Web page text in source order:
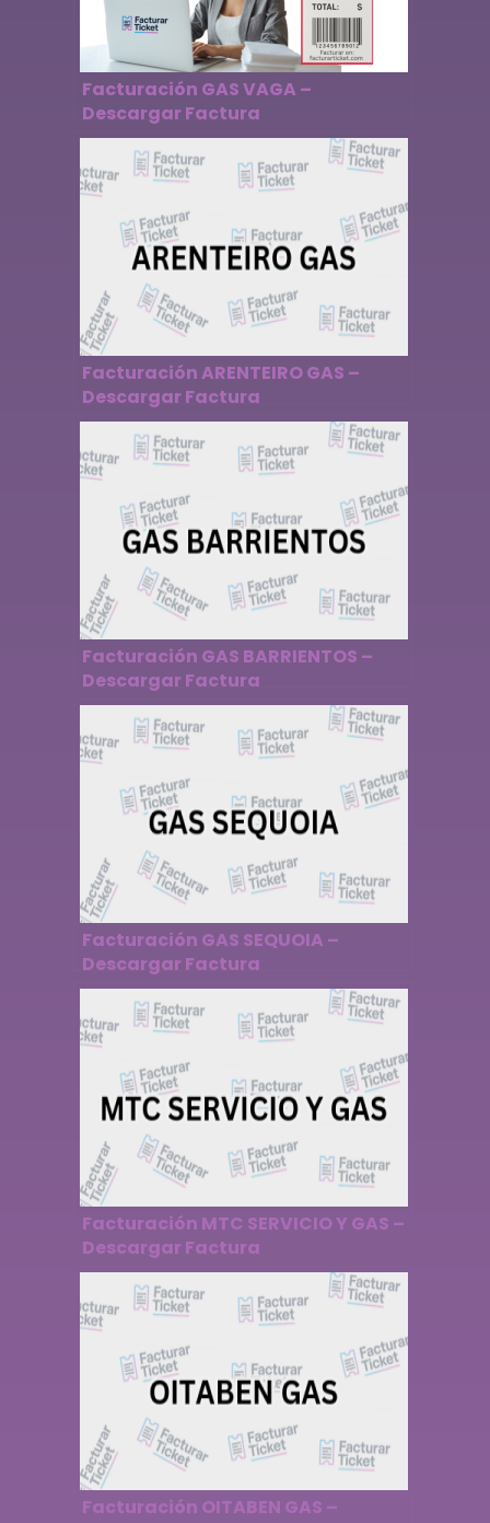
Facturación GAS VAGA –
Descargar Factura
Facturación ARENTEIRO GAS –
Descargar Factura
Facturación GAS BARRIENTOS –
Descargar Factura
Facturación GAS SEQUOIA –
Descargar Factura
Facturación MTC SERVICIO Y GAS –
Descargar Factura
Facturación OITABEN GAS –